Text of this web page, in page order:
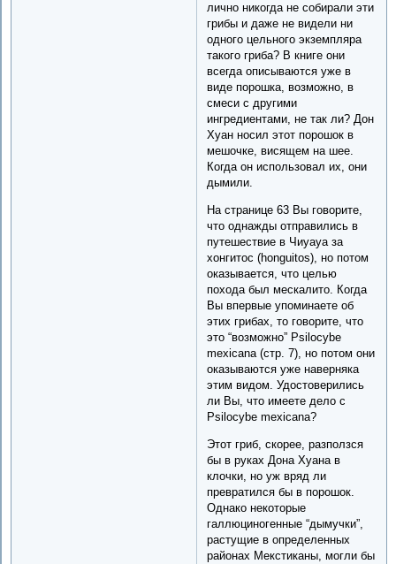
лично никогда не собирали эти
грибы и даже не видели ни
одного цельного экземпляра
такого гриба? В книге они
всегда описываются уже в
виде порошка, возможно, в
смеси с другими
ингредиентами, не так ли? Дон
Хуан носил этот порошок в
мешочке, висящем на шее.
Когда он использовал их, они
дымили.
На странице 63 Вы говорите,
что однажды отправились в
путешествие в Чиуауа за
хонгитос (honguitos), но потом
оказывается, что целью
похода был мескалито. Когда
Вы впервые упоминаете об
этих грибах, то говорите, что
это “возможно” Psilocybe
mexicana (стр. 7), но потом они
оказываются уже наверняка
этим видом. Удостоверились
ли Вы, что имеете дело с
Psilocybe mexicana?
Этот гриб, скорее, разползся
бы в руках Дона Хуана в
клочки, но уж вряд ли
превратился бы в порошок.
Однако некоторые
галлюциногенные “дымучки”,
растущие в определенных
районах Мекстиканы, могли бы